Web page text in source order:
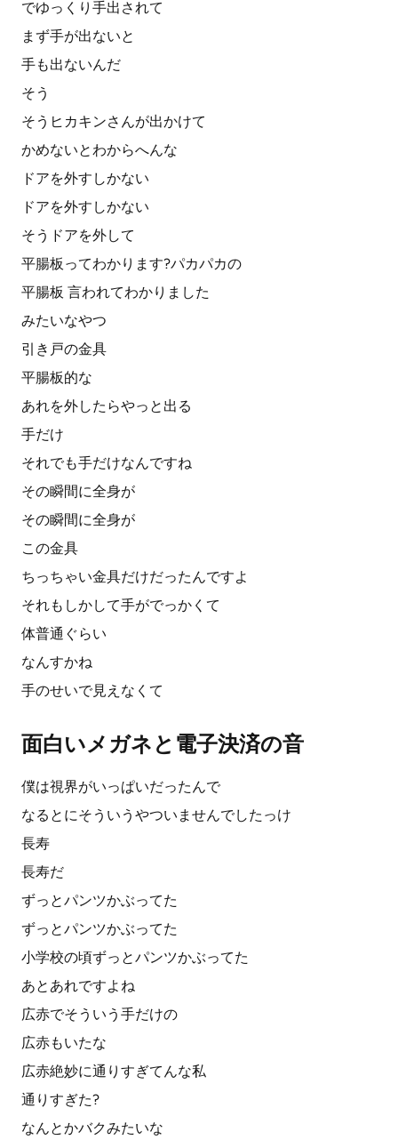
でゆっくり手出されて
まず手が出ないと
手も出ないんだ
そう
そうヒカキンさんが出かけて
かめないとわからへんな
ドアを外すしかない
ドアを外すしかない
そうドアを外して
平腸板ってわかります?パカパカの
平腸板 言われてわかりました
みたいなやつ
引き戸の金具
平腸板的な
あれを外したらやっと出る
手だけ
それでも手だけなんですね
その瞬間に全身が
その瞬間に全身が
この金具
ちっちゃい金具だけだったんですよ
それもしかして手がでっかくて
体普通ぐらい
なんすかね
手のせいで見えなくて
面白いメガネと電子決済の音
僕は視界がいっぱいだったんで
なるとにそういうやついませんでしたっけ
長寿
長寿だ
ずっとパンツかぶってた
ずっとパンツかぶってた
小学校の頃ずっとパンツかぶってた
あとあれですよね
広赤でそういう手だけの
広赤もいたな
広赤絶妙に通りすぎてんな私
通りすぎた?
なんとかバクみたいな